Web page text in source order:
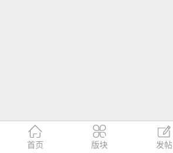

首页

版块

发帖